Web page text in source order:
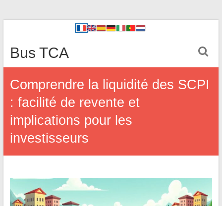
Bus TCA
Comprendre la liquidité des SCPI
: facilité de revente et
implications pour les
investisseurs